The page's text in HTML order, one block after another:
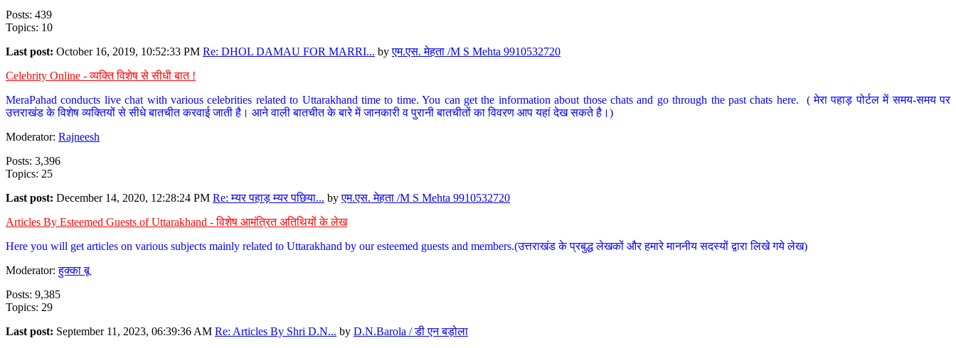
Posts: 439
Topics: 10
Last post: October 16, 2019, 10:52:33 PM Re: DHOL DAMAU FOR MARRI... byएम.एस. मेहता /M S Mehta 9910532720
Celebrity Online - व्यक्ति विशेष से सीधी बात !
MeraPahad conducts live chat with various celebrities related to Uttarakhand time to time. You can get the information about those chats and go through the past chats here. ( मेरा पहाड़ पोर्टल में समय-समय पर
उत्तराखंड के विशेष व्यक्तियों से सीधे बातचीत करवाई जाती है। आने वाली बातचीत के बारे में जानकारी व पुरानी बातचीतों का विवरण आप यहां देख सकते है।)
Moderator: Rajneesh
Posts: 3,396
Topics: 25
Last post: December 14, 2020, 12:28:24 PM Re: म्यर पहाड़ म्यर पछिया... byएम.एस. मेहता /M S Mehta 9910532720
Articles By Esteemed Guests of Uttarakhand - विशेष आमंत्रित अतिथियों के लेख
Here you will get articles on various subjects mainly related to Uttarakhand by our esteemed guests and members.(उत्तराखंड के प्रबुद्ध लेखकों और हमारे माननीय सदस्यों द्वारा लिखे गये लेख)
Moderator:हुक्का बू
Posts: 9,385
Topics: 29
Last post: September 11, 2023, 06:39:36 AM Re: Articles By Shri D.N... by D.N.Barola / डी एन बड़ोला